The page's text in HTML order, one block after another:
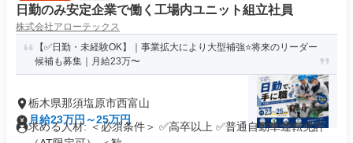
日勤のみ安定企業で働く工場内ユニット組立社員
株式会社アローテックス
【✅日勤・未経験OK】｜事業拡大により大型補強⭐️将来のリーダー
候補も募集｜月給23万〜
栃木県那須塩原市西富山
月給23万円～25万円
求める人材: ＜必須条件＞ ✅高卒以上 ✅普通自動車運転免許